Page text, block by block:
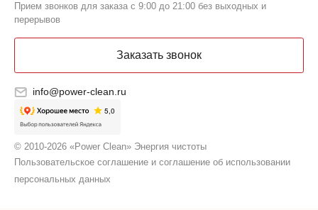
Прием звонков для заказа с 9:00 до 21:00 без выходных и
перерывов
Заказать звонок
info@power-clean.ru
© 2010-2026 «Power Clean» Энергия чистоты
Пользовательское соглашение и соглашение об использовании
персональных данных